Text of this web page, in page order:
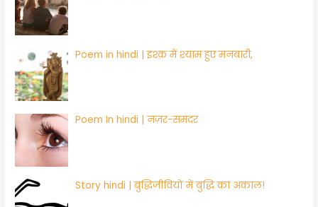
Poem in hindi | ​इश्क़ में श्याम हुए मनबारी,
Poem In hindi | नज़र-समंदर
Story hindi | बुद्धिजीवियों में बुद्धि का अकाल!